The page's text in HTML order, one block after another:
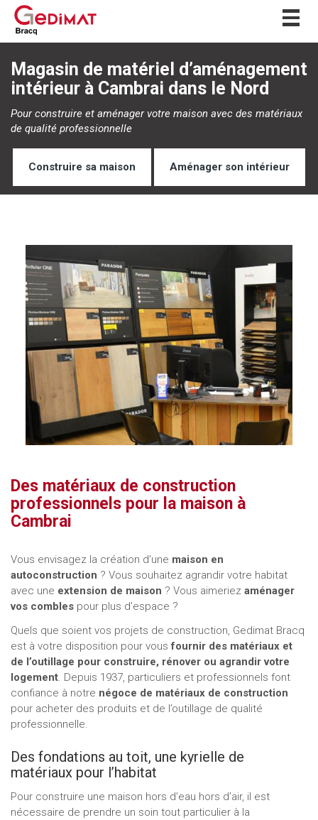
Magasin de matériel d’aménagement
intérieur à Cambrai dans le Nord
Pour construire et aménager votre maison avec des matériaux
de qualité professionnelle
Construire sa maison Aménager son intérieur
Des matériaux de construction
professionnels pour la maison à
Cambrai
Vous envisagez la création d’une maison en
autoconstruction ? Vous souhaitez agrandir votre habitat
avec une extension de maison ? Vous aimeriez aménager
vos combles pour plus d’espace ?
Quels que soient vos projets de construction, Gedimat Bracq
est à votre disposition pour vousfournir des matériaux et
de l’outillage pour construire, rénover ou agrandir votre
logement. Depuis 1937, particuliers et professionnels font
confiance à notre négoce de matériaux de construction
pour acheter des produits et de l’outillage de qualité
professionnelle.
Des fondations au toit, une kyrielle de
matériaux pour l’habitat
Pour construire une maison hors d’eau hors d’air, il est
nécessaire de prendre un soin tout particulier à la